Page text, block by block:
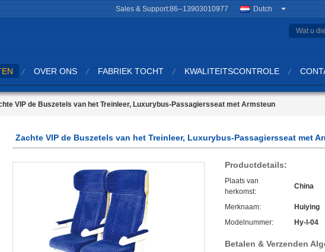
Sales & Support:86--13903010977 Dutch
OVER ONS FABRIEK TOCHT KWALITEITSCONTROLE
VIP de Buszetels van het Treinleer, Luxurybus-Passagiersseat met Armsteun
Zachte VIP de Buszetels van het Treinleer, Luxurybus-Passagiersseat met
Productdetails:
Plaats van
herkomst:
China
Merknaam:
Huiying
Modelnummer:
Hy-l-04
Betalen & Verzenden